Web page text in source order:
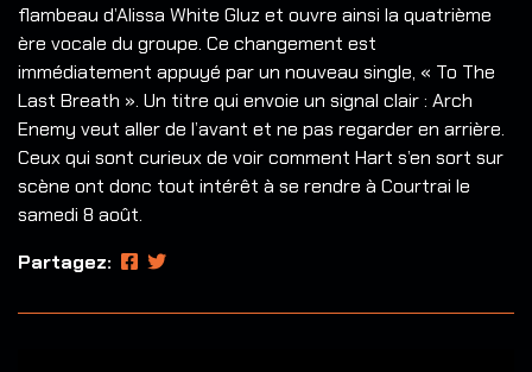
flambeau d’Alissa White Gluz et ouvre ainsi la quatrième
ère vocale du groupe. Ce changement est
immédiatement appuyé par un nouveau single, « To The
Last Breath ». Un titre qui envoie un signal clair : Arch
Enemy veut aller de l’avant et ne pas regarder en arrière.
Ceux qui sont curieux de voir comment Hart s’en sort sur
scène ont donc tout intérêt à se rendre à Courtrai le
samedi 8 août.
Partagez: